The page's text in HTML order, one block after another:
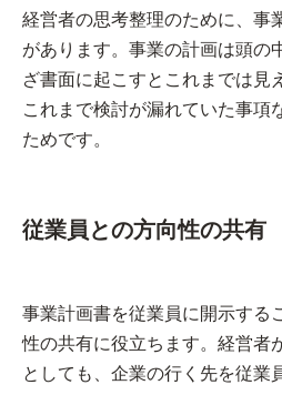
経営者の思考整理のために、事
があります。事業の計画は頭の
ざ書面に起こすとこれまでは見
これまで検討が漏れていた事項
ためです。
従業員との方向性の共有
事業計画書を従業員に開示する
性の共有に役立ちます。経営者
としても、企業の行く先を従業